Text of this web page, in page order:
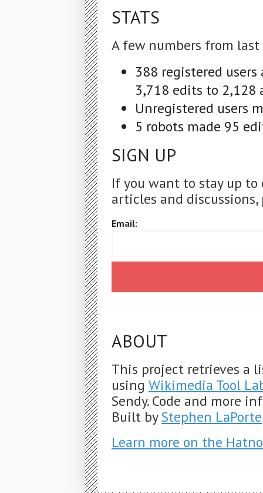
STATS
A few numbers from last
388 registered
3,718 edits to 2,128
Unregistered users
5 robots made 95
SIGN UP
If you want to stay up
articles and
Email:
ABOUT
This project retrieves a
using Wikimedia Tool
Sendy. Code and more
Built byStephen LaPorte
Learn more on the